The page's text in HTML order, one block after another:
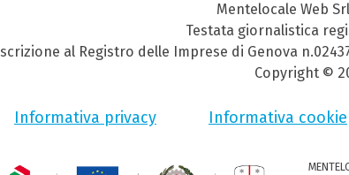
Mentelocale Web
Testata giornalistica
Iscrizione al Registro delle Imprese di Genova
Copyright ©
Informativa privacy Informativa cookie